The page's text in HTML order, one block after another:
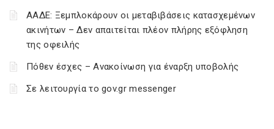
ΑΑΔΕ: Ξεμπλοκάρουν οι μεταβιβάσεις κατασχεμένων
ακινήτων – Δεν απαιτείται πλέον πλήρης εξόφληση
της οφειλής
Πόθεν έσχες – Ανακοίνωση για έναρξη υποβολής
Σε λειτουργία το gov.gr messenger